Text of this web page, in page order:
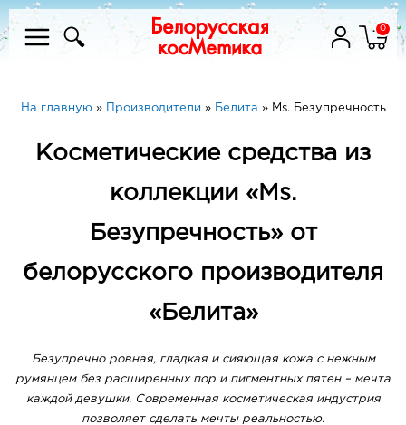
0
На главную» Производители » Белита » Ms. Безупречность
Косметические средства из
коллекции «Ms.
Безупречность» от
белорусского производителя
«Белита»
Безупречно ровная, гладкая и сияющая кожа с нежным
румянцем без расширенных пор и пигментных пятен – мечта
каждой девушки. Современная косметическая индустрия
позволяет сделать мечты реальностью.